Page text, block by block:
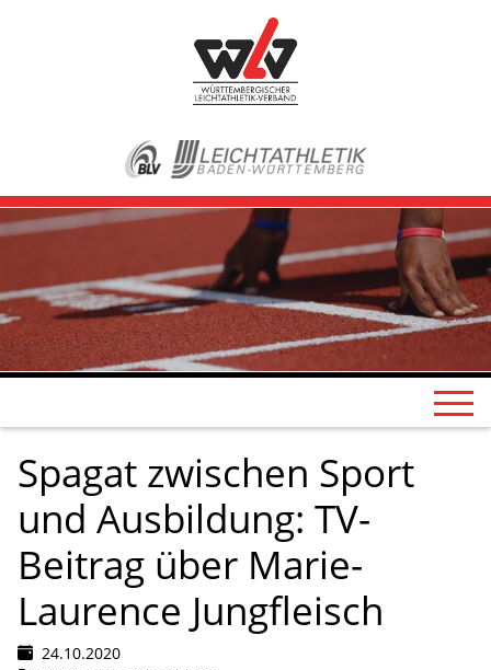
Spagat zwischen Sport
und Ausbildung: TV-
Beitrag über Marie-
Laurence Jungfleisch
24.10.2020